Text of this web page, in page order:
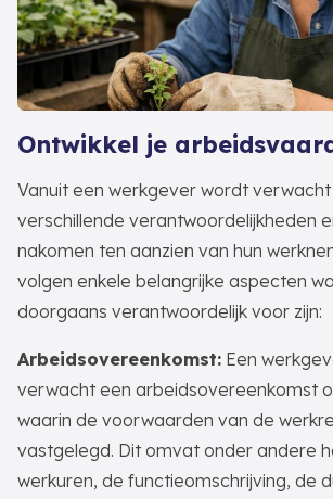
Ontwikkel je
Vanuit een werkgever wordt verwacht
verschillende verantwoordelijkheden
nakomen ten aanzien van hun
volgen enkele belangrijke aspecten
doorgaans verantwoordelijk voor zijn:
Arbeidsovereenkomst: Een
verwacht een arbeidsovereenkomst
waarin de voorwaarden van de
vastgelegd. Dit omvat onder andere
werkuren, de functieomschrijving, de